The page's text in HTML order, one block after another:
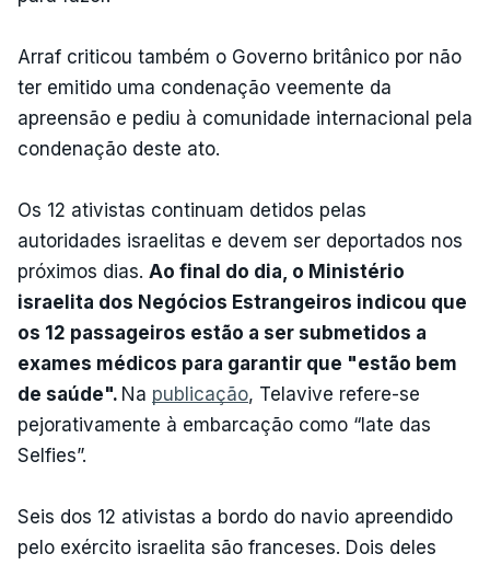
Arraf criticou também o Governo britânico por não
ter emitido uma condenação veemente da
apreensão e pediu à comunidade internacional pela
condenação deste ato.
Os 12 ativistas continuam detidos pelas
autoridades israelitas e devem ser deportados nos
próximos dias. Ao final do dia, o Ministério
israelita dos Negócios Estrangeiros indicou que
os 12 passageiros estão a ser submetidos a
exames médicos para garantir que "estão bem
de saúde". Na publicação, Telavive refere-se
pejorativamente à embarcação como “Iate das
Selfies”.
Seis dos 12 ativistas a bordo do navio apreendido
pelo exército israelita são franceses. Dois deles